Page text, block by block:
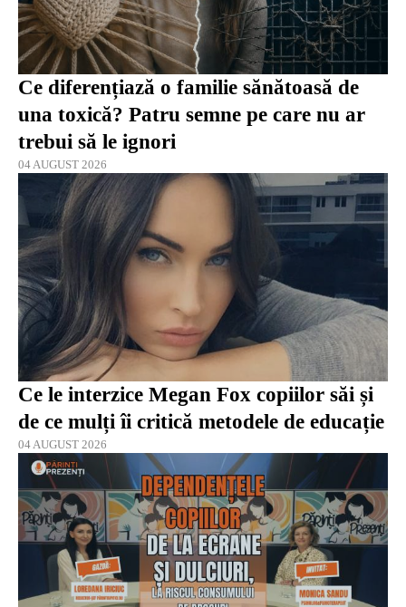
Ce diferențiază o familie sănătoasă de
una toxică? Patru semne pe care nu ar
trebui să le ignori
04 AUGUST 2026
Ce le interzice Megan Fox copiilor săi și
de ce mulți îi critică metodele de educație
04 AUGUST 2026